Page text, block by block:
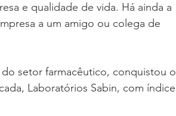
e qualidade de vida. Há ainda a
a um amigo ou colega de
do setor farmacêutico, conquistou o
Laboratórios Sabin, com índice